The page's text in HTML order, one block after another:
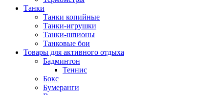
Танки
Танки копийные
Танки-игрушки
Танки-шпионы
Танковые бои
Товары для активного отдыха
Бадминтон
Теннис
Бокс
Бумеранги